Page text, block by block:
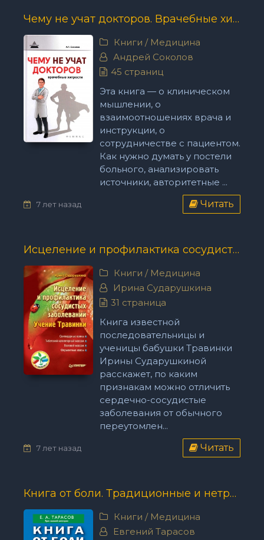
Чему не учат докторов. Врачебные хитрости - Андрей Соколов
Книги / Медицина
Андрей Соколов
45 страниц
Эта книга — о клиническом
мышлении, о
взаимоотношениях врача и
инструкции, о
сотрудничестве с пациентом.
Как нужно думать у постели
больного, анализировать
источники, авторитетные ...
7 лет назад Читать
Исцеление и профилактика сосудистых заболеваний. Учение Травинки - Ирина Сударушкина
Книги / Медицина
Ирина Сударушкина
31 страница
Книга известной
последовательницы и
ученицы бабушки Травинки
Ирины Сударушкиной
расскажет, по каким
признакам можно отличить
сердечно-сосудистые
заболевания от обычного
переутомлен...
7 лет назад Читать
Книга от боли. Традиционные и нетрадиционные методы самопомощи - Евгений Тарасов
Книги / Медицина
Евгений Тарасов